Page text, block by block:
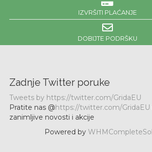
IZVRŠITI PLAĆANJE
DOBIJTE PODRŠKU
Zadnje Twitter poruke
Tweets by https://twitter.com/GridaEU
Pratite nas @https://twitter.com/GridaEU
zanimljive novosti i akcije
Powered by